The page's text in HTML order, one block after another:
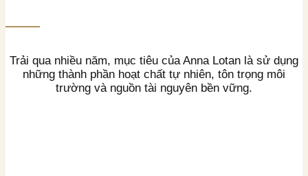
Trải qua nhiều năm, mục tiêu của Anna Lotan là sử dụng
những thành phần hoạt chất tự nhiên, tôn trọng môi
trường và nguồn tài nguyên bền vững.